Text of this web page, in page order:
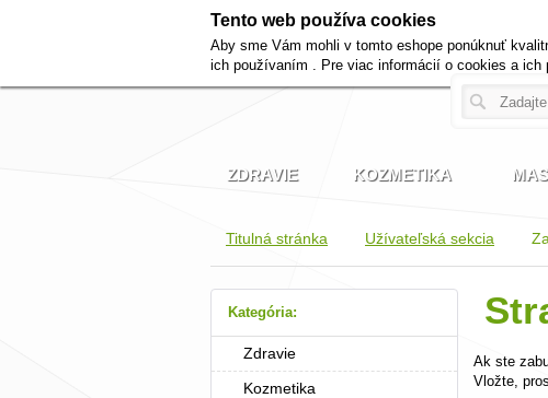
Titulná stránka Užívateľská sekcia
Ak ste
Vložte,
Kategória:
Zdravie
Kozmetika
ZDRAVIE KOZMETIKA
Tento web používa cookies
Aby sme Vám mohli v tomto eshope ponúknuť
ich používaním . Pre viac informácií o cookies a